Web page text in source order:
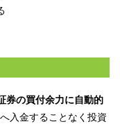
券の買付余力に自動的
入金することなく投資